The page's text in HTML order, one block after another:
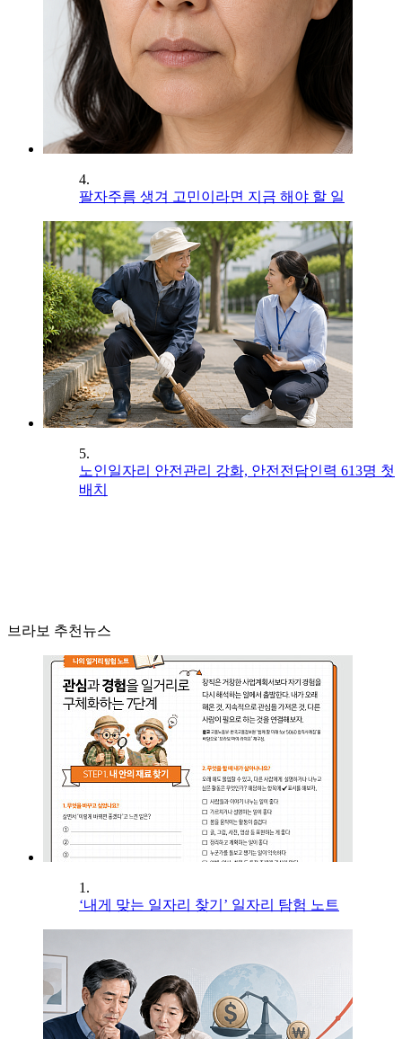
4.
팔자주름 생겨 고민이라면 지금 해야 할 일
5.
노인일자리 안전관리 강화, 안전전담인력 613명 첫
배치
브라보 추천뉴스
1.
‘내게 맞는 일자리 찾기’ 일자리 탐험 노트